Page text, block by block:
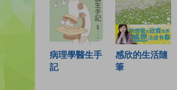
病理學醫生手
記
感欣的生活隨
筆